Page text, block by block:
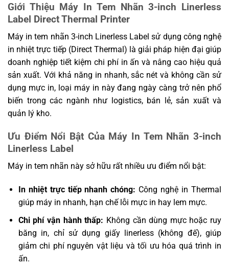
Giới Thiệu Máy In Tem Nhãn 3-inch Linerless
Label Direct Thermal Printer
Máy in tem nhãn 3-inch Linerless Label sử dụng công nghệ
in nhiệt trực tiếp (Direct Thermal) là giải pháp hiện đại giúp
doanh nghiệp tiết kiệm chi phí in ấn và nâng cao hiệu quả
sản xuất. Với khả năng in nhanh, sắc nét và không cần sử
dụng mực in, loại máy in này đang ngày càng trở nên phổ
biến trong các ngành như logistics, bán lẻ, sản xuất và
quản lý kho.
Ưu Điểm Nổi Bật Của Máy In Tem Nhãn 3-inch
Linerless Label
Máy in tem nhãn này sở hữu rất nhiều ưu điểm nổi bật:
In nhiệt trực tiếp nhanh chóng: Công nghệ in Thermal
giúp máy in nhanh, hạn chế lỗi mực in hay lem mực.
Chi phí vận hành thấp: Không cần dùng mực hoặc ruy
băng in, chỉ sử dụng giấy linerless (không đế), giúp
giảm chi phí nguyên vật liệu và tối ưu hóa quá trình in
ấn.